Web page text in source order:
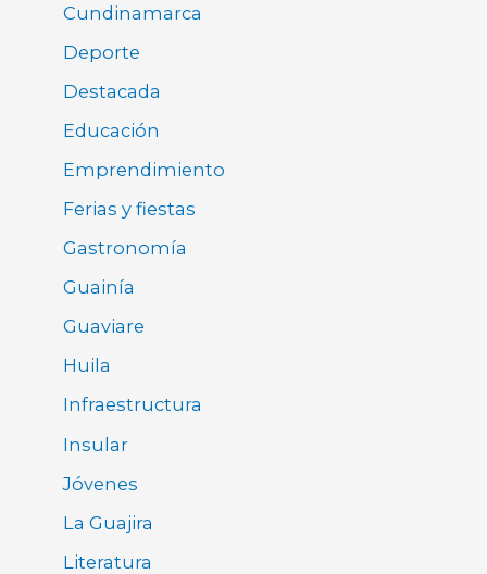
Cundinamarca
Deporte
Destacada
Educación
Emprendimiento
Ferias y fiestas
Gastronomía
Guainía
Guaviare
Huila
Infraestructura
Insular
Jóvenes
La Guajira
Literatura